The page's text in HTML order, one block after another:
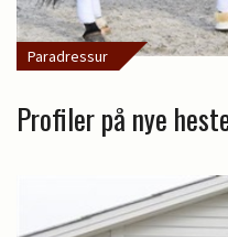
Paradressur
Profiler på nye